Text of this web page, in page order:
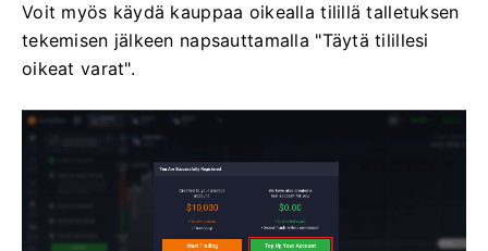
Voit myös käydä kauppaa oikealla tilillä talletuksen
tekemisen jälkeen napsauttamalla "Täytä tilillesi
oikeat varat".